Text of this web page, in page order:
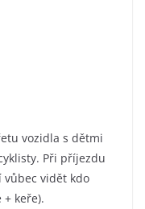
vozidla s dětmi
Při příjezdu
vůbec vidět kdo
keře).